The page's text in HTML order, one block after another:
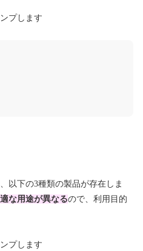
プします
以下の3種類の製品が存在しま
な用途が異なるので、利用目的
プします